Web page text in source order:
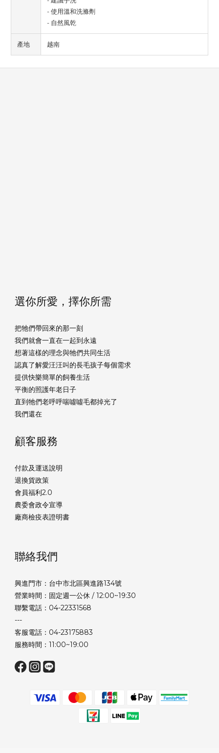
- 使用溫和洗滌劑
- 自然風乾
產地 越南
選你所愛，擇你所需
把牠們帶回來的那一刻
我們就會一直在一起到永遠
想著這樣的理念與牠們共同生活
認真了解愛汪汪叫的長毛孩子每個需求
提供快樂簡單的飼養生活
平衡的照護年老日子
直到牠們老呼呼喘噓噓毛都掉光了
我們還在
顧客服務
付款及運送說明
退換貨政策
會員福利2.0
農委會政令宣導
廠商檢疫表證明書
聯絡我們
興進門市：台中市北區興進路134號
營業時間：固定週一公休 / 12:00~19:30
聯繫電話：04-22331568
---
客服電話：04-23175883
服務時間：11:00~19:00